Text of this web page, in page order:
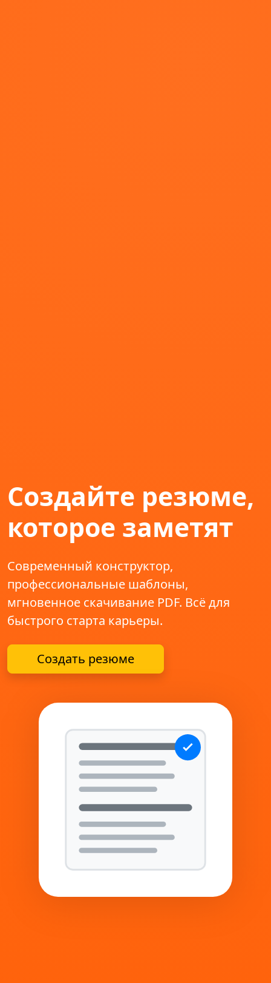
Создайте резюме,
которое заметят
Современный конструктор,
профессиональные шаблоны,
мгновенное скачивание PDF. Всё для
быстрого старта карьеры.
Создать резюме